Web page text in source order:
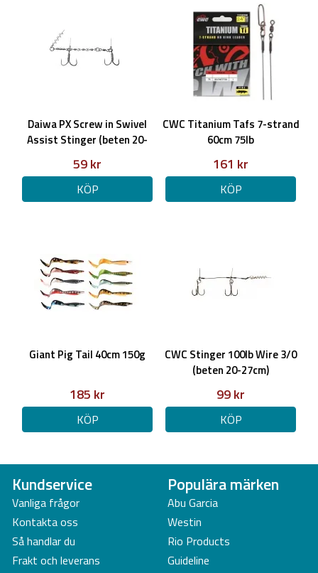
Daiwa PX Screw in Swivel
Assist Stinger (beten 20-
59 kr
KÖP
CWC Titanium Tafs 7-strand
60cm 75lb
161 kr
KÖP
Giant Pig Tail 40cm 150g
185 kr
KÖP
CWC Stinger 100lb Wire 3/0
(beten 20-27cm)
99 kr
KÖP
Kundservice
Vanliga frågor
Kontakta oss
Så handlar du
Frakt och leverans
Populära märken
Abu Garcia
Westin
Rio Products
Guideline